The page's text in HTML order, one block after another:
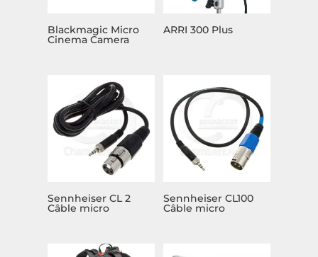
Blackmagic Micro
Cinema Camera
ARRI 300 Plus
Sennheiser CL 2
Câble micro
Sennheiser CL100
Câble micro